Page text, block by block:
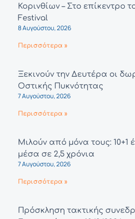
Κορινθίων – Στο επίκεντρο
Festival
8 Αυγούστου, 2026
Περισσότερα »
Ξεκινούν την Δευτέρα οι
Οστικής Πυκνότητας
7 Αυγούστου, 2026
Περισσότερα »
Μιλούν από μόνα τους: 10+1
μέσα σε 2,5 χρόνια
7 Αυγούστου, 2026
Περισσότερα »
Πρόσκληση τακτικής